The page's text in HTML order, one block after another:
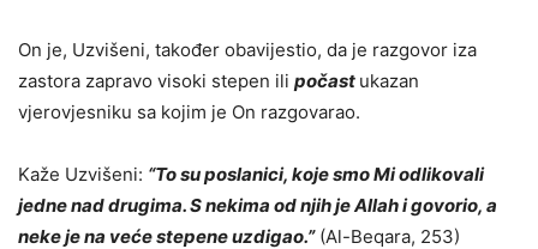
On je, Uzvišeni, također obavijestio, da je razgovor iza
zastora zapravo visoki stepen ili počast ukazan
vjerovjesniku sa kojim je On razgovarao.
Kaže Uzvišeni: “To su poslanici, koje smo Mi odlikovali
jedne nad drugima. S nekima od njih je Allah i govorio, a
neke je na veće stepene uzdigao.”(Al-Beqara, 253)